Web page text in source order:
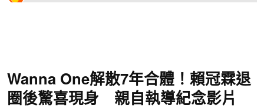
Wanna One解散7年合體！賴冠霖退
圈後驚喜現身 親自執導紀念影片